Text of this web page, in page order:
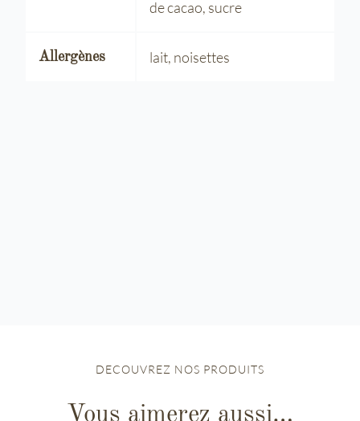
de cacao, sucre
Allergènes lait, noisettes
DECOUVREZ NOS PRODUITS
Vous aimerez aussi…